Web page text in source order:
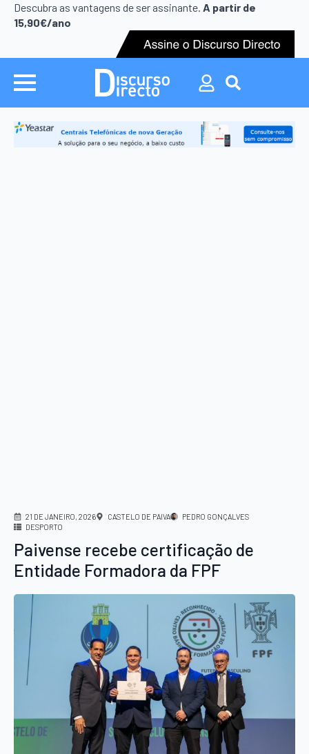
Descubra as vantagens de ser assinante. A partir de
15,90€/ano
Search
for:
Search
21 DE JANEIRO, 2026 CASTELO DE PAIVA
PEDRO GONÇALVES
DESPORTO
Paivense recebe certificação de
Entidade Formadora da FPF